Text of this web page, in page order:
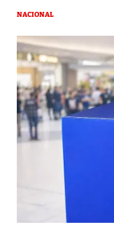
NACIONAL